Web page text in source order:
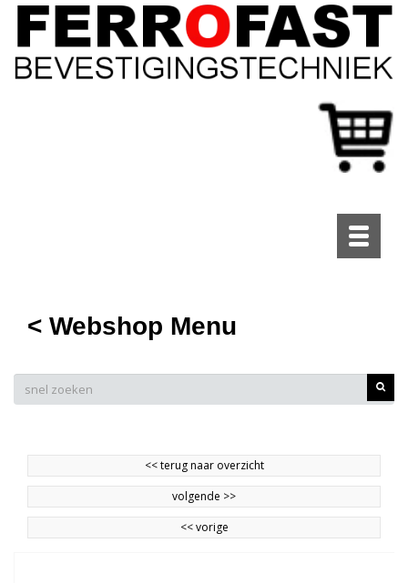
Toggle
< Webshop Menu
<<terug naar overzicht
volgende >>
<<vorige